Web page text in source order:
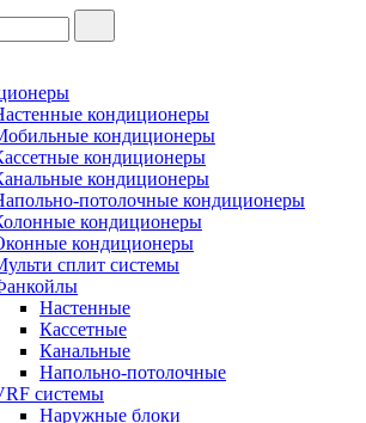
кондиционеры
кондиционеры
кондиционеры
кондиционеры
потолочные кондиционеры
кондиционеры
кондиционеры
сплит системы
Настенные
Кассетные
Канальные
Напольно-потолочные
системы
Наружные блоки